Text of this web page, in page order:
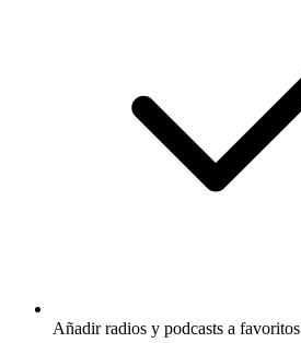
Añadir radios y podcasts a favoritos